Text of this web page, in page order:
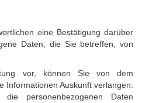
eine Bestätigung darüber
Daten, die Sie betreffen, von
vor, können Sie von dem
Informationen Auskunft verlangen:
personenbezogenen Daten